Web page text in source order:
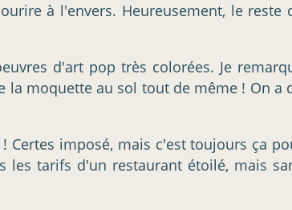
à l'envers. Heureusement, le reste
d'art pop très colorées. Je
la moquette au sol tout de même ! On a
Certes imposé, mais c'est toujours ça
les tarifs d'un restaurant étoilé, mais